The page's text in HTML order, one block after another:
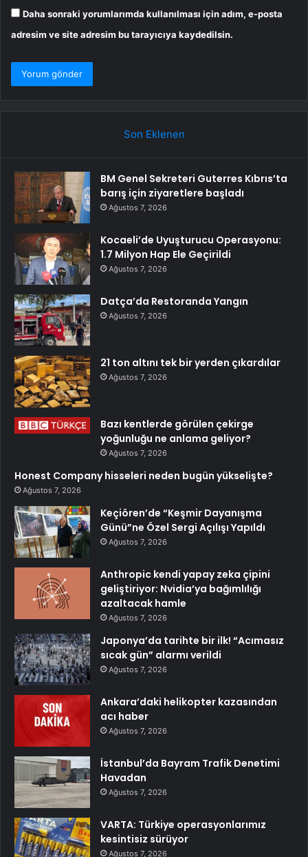
Daha sonraki yorumlarımda kullanılması için adım, e-posta
adresim ve site adresim bu tarayıcıya kaydedilsin.
Son Eklenen
BM Genel Sekreteri Guterres Kıbrıs’ta
barış için ziyaretlere başladı
Ağustos 7, 2026
Kocaeli’de Uyuşturucu Operasyonu:
1.7 Milyon Hap Ele Geçirildi
Ağustos 7, 2026
Datça’da Restoranda Yangın
Ağustos 7, 2026
21 ton altını tek bir yerden çıkardılar
Ağustos 7, 2026
Bazı kentlerde görülen çekirge
yoğunluğu ne anlama geliyor?
Ağustos 7, 2026
Honest Company hisseleri neden bugün yükselişte?
Ağustos 7, 2026
Keçiören’de “Keşmir Dayanışma
Günü”ne Özel Sergi Açılışı Yapıldı
Ağustos 7, 2026
Anthropic kendi yapay zeka çipini
geliştiriyor: Nvidia’ya bağımlılığı
azaltacak hamle
Ağustos 7, 2026
Japonya’da tarihte bir ilk! “Acımasız
sıcak gün” alarmı verildi
Ağustos 7, 2026
Ankara’daki helikopter kazasından
acı haber
Ağustos 7, 2026
İstanbul’da Bayram Trafik Denetimi
Havadan
Ağustos 7, 2026
VARTA: Türkiye operasyonlarımız
kesintisiz sürüyor
Ağustos 7, 2026